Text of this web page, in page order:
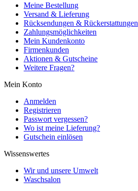
Meine Bestellung
Versand & Lieferung
Rücksendungen & Rückerstattungen
Zahlungsmöglichkeiten
Mein Kundenkonto
Firmenkunden
Aktionen & Gutscheine
Weitere Fragen?
Mein Konto
Anmelden
Registrieren
Passwort vergessen?
Wo ist meine Lieferung?
Gutschein einlösen
Wissenswertes
Wir und unsere Umwelt
Waschsalon